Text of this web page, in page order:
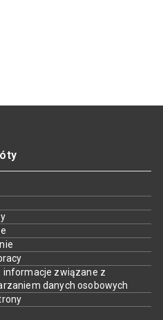
informacje związane z
danych osobowych